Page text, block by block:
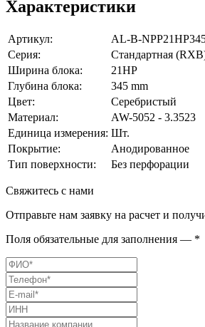
Характеристики
Артикул:
AL-B-
Серия:
Стандартная
Ширина блока:
21HP
Глубина блока:
345 mm
Цвет:
Серебристый
Материал:
AW-5052 - 3.3523
Единица измерения: Шт.
Покрытие:
Анодированное
Тип поверхности:
Без перфорации
Свяжитесь с нами
Отправьте нам заявку на расчет и
Поля обязательные для заполнения — *